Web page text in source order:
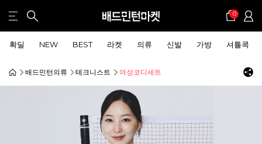
0
확딜 NEW BEST 라켓 의류 신발 가방 셔틀콕
배드민턴의류 테크니스트 여성코디세트